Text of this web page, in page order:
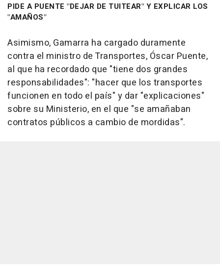
PIDE A PUENTE "DEJAR DE TUITEAR" Y EXPLICAR LOS
"AMAÑOS"
Asimismo, Gamarra ha cargado duramente
contra el ministro de Transportes, Óscar Puente,
al que ha recordado que "tiene dos grandes
responsabilidades": "hacer que los transportes
funcionen en todo el país" y dar "explicaciones"
sobre su Ministerio, en el que "se amañaban
contratos públicos a cambio de mordidas".